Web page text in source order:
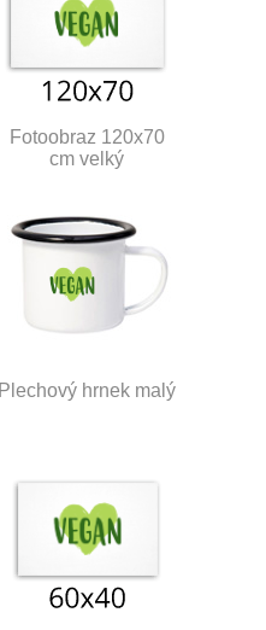
Fotoobraz 120x70
cm velký
Plechový hrnek malý